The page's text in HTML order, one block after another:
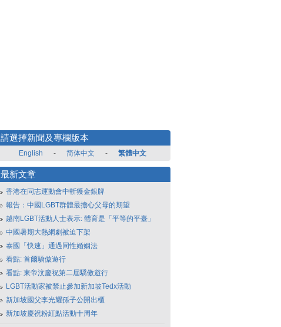
請選擇新聞及專欄版本
English - 简体中文 - 繁體中文
最新文章
香港在同志運動會中斬獲金銀牌
報告：中國LGBT群體最擔心父母的期望
越南LGBT活動人士表示: 體育是「平等的平臺」
中國暑期大熱網劇被迫下架
泰國「快速」通過同性婚姻法
看點: 首爾驕傲遊行
看點: 東帝汶慶祝第二屆驕傲遊行
LGBT活動家被禁止參加新加坡Tedx活動
新加坡國父李光耀孫子公開出櫃
新加坡慶祝粉紅點活動十周年